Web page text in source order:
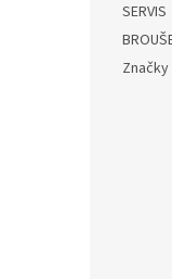
SERVIS
Značky